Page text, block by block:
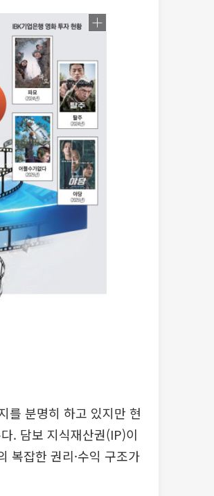
를 분명히 하고 있지만 현
. 담보 지식재산권(IP)이
복잡한 권리·수익 구조가